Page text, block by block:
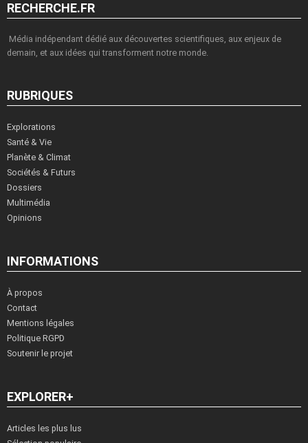
RECHERCHE.FR
Média indépendant dédié aux découvertes scientifiques, aux enjeux de
demain, et aux idées qui transforment notre monde.
RUBRIQUES
Explorations
Santé & Vie
Planète & Climat
Sociétés & Futurs
Dossiers
Multimédia
Opinions
INFORMATIONS
À propos
Contact
Mentions légales
Politique RGPD
Soutenir le projet
EXPLORER+
Articles les plus lus